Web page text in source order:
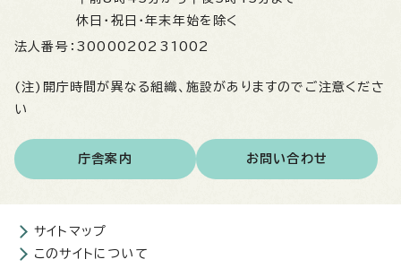
休日・祝日・年末年始を除く
法人番号： 3000020231002
(注)開庁時間が異なる組織、施設がありますのでご注意くださ
い
庁舎案内 お問い合わせ
サイトマップ
このサイトについて